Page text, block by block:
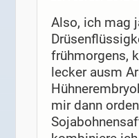
Also, ich mag
frühmorgens,
lecker ausm
mir dann